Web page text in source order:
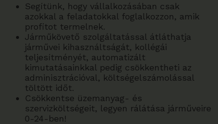
Segítünk, hogy vállalkozásában csak
azokkal a feladatokkal foglalkozzon, amik
profitot termelnek.
Járműkövető szolgáltatással átláthatja
járművei kihasználtságát, kollégái
teljesítményét, automatizált
kimutatásainkkal pedig csökkentheti az
adminisztrációval, költségelszámolással
töltött időt.
Csökkentse üzemanyag- és
szervizköltségeit, legyen rálátása járműveire
0-24-ben!